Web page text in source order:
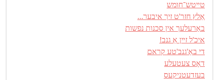
טײטש־חומש
אַלץ חזר'ט זיך איבער...
באַרעלעך אין סכנות נפשות
איכ'ל זײן אַ גנב!
די באַ'גנב'טע קראם
דאָס צעטעלע
בעזדעטניקעס